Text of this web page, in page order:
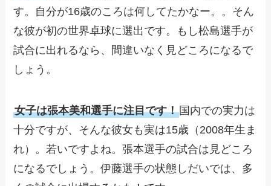
す。自分が16歳のころは何してたかなー。。そん
な彼が初の世界卓球に選出です。もし松島選手が
試合に出れるなら、間違いなく見どころになるで
しょう。
女子は張本美和選手に注目です！国内での実力は
十分ですが、そんな彼女も実は15歳（2008年生ま
れ）。若いですよね。張本選手の試合は見どころ
になるでしょう。伊藤選手の状態しだいでは、多